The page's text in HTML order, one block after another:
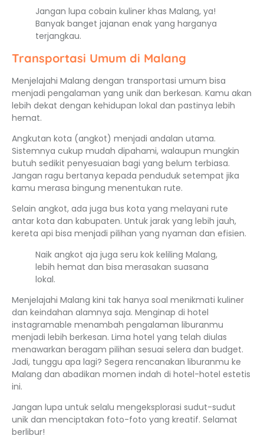
Jangan lupa cobain kuliner khas Malang, ya!
Banyak banget jajanan enak yang harganya
terjangkau.
Transportasi Umum di Malang
Menjelajahi Malang dengan transportasi umum bisa
menjadi pengalaman yang unik dan berkesan. Kamu akan
lebih dekat dengan kehidupan lokal dan pastinya lebih
hemat.
Angkutan kota (angkot) menjadi andalan utama.
Sistemnya cukup mudah dipahami, walaupun mungkin
butuh sedikit penyesuaian bagi yang belum terbiasa.
Jangan ragu bertanya kepada penduduk setempat jika
kamu merasa bingung menentukan rute.
Selain angkot, ada juga bus kota yang melayani rute
antar kota dan kabupaten. Untuk jarak yang lebih jauh,
kereta api bisa menjadi pilihan yang nyaman dan efisien.
Naik angkot aja juga seru kok keliling Malang,
lebih hemat dan bisa merasakan suasana
lokal.
Menjelajahi Malang kini tak hanya soal menikmati kuliner
dan keindahan alamnya saja. Menginap di hotel
instagramable menambah pengalaman liburanmu
menjadi lebih berkesan. Lima hotel yang telah diulas
menawarkan beragam pilihan sesuai selera dan budget.
Jadi, tunggu apa lagi? Segera rencanakan liburanmu ke
Malang dan abadikan momen indah di hotel-hotel estetis
ini.
Jangan lupa untuk selalu mengeksplorasi sudut-sudut
unik dan menciptakan foto-foto yang kreatif. Selamat
berlibur!